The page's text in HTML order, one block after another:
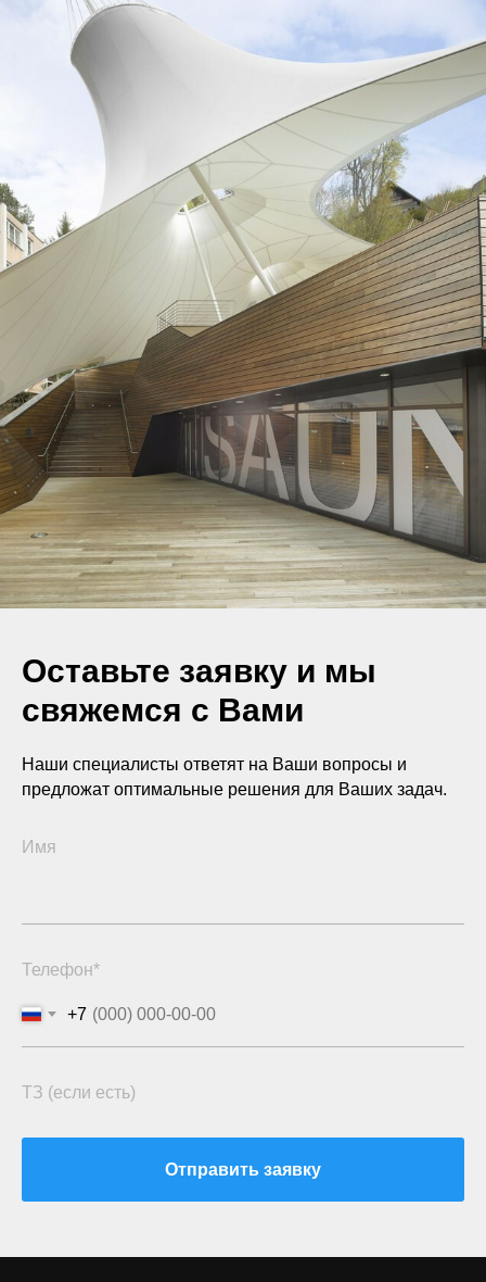
Оставьте заявку и мы
свяжемся с Вами
Наши специалисты ответят на Ваши вопросы и
предложат оптимальные решения для Ваших задач.
Имя
Телефон*
+7
ТЗ (если есть)
Отправить заявку